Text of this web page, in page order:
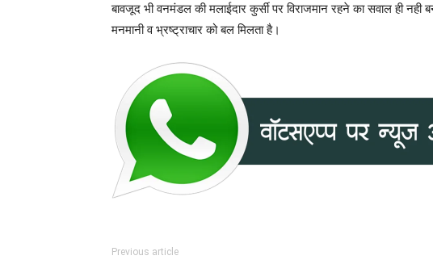
बावजूद भी वनमंडल की मलाईदार कुर्सी पर विराजमान रहने का सवाल ही
मनमानी व भ्रष्ट्राचार को बल मिलता है।
Previous article